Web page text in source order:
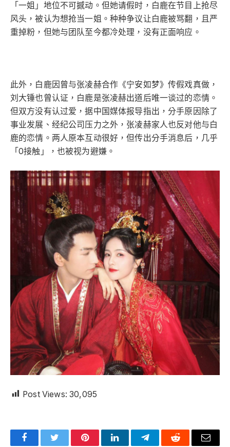
「一姐」地位不可撼动。但她请假时，白鹿在节目上抢尽
风头，被认为想抢当一姐。种种争议让白鹿被骂翻，且严
重掉粉，但她与团队至今都冷处理，没有正面响应。
此外，白鹿因曾与张凌赫合作《宁安如梦》传假戏真做，
刘大锤也曾认证，白鹿是张凌赫出道后唯一谈过的恋情。
但双方没有认过爱，据中国媒体报导指出，分手原因除了
事业发展、经纪公司压力之外，张凌赫家人也反对他与白
鹿的恋情。两人原本互动很好，但传出分手消息后，几乎
「0接触」，也被视为避嫌。
Post Views: 30,095
FacebookTwitter PinterestLinkedInTelegramReddit Email